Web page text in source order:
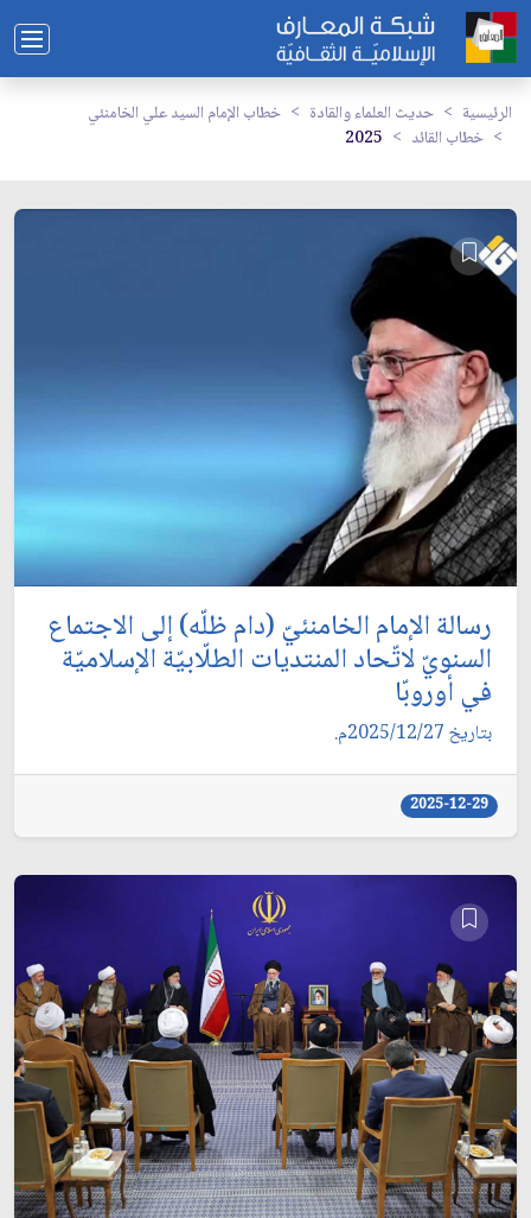
الرئيسية حديث العلماء والقادة
خطاب الإمام السيد علي الخامنئي
خطاب القائد
2025
رسالة الإمام الخامنئيّ (دام ظلّه) إلى الاجتماع
السنويّ لاتّحاد المنتديات الطلّابيّة الإسلاميّة
في أوروبّا
بتاريخ 2025/12/27م.
2025-12-29